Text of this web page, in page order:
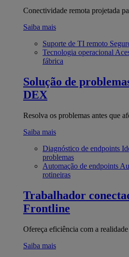
Conectividade remota projetada
Saiba mais
Suporte de TI remoto
Tecnologia operacional
fábrica
Solução de
DEX
Resolva os problemas antes que
Saiba mais
Diagnóstico de endpoints
problemas
Automação de endpoints
rotineiras
Trabalhador
Frontline
Ofereça eficiência com a
Saiba mais